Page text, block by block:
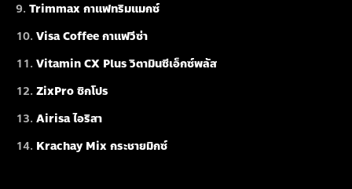
Trimmax กาแฟทริมแมกซ์
Visa Coffee กาแฟวีซ่า
Vitamin CX Plus วิตามินซีเอ็กซ์พลัส
ZixPro ซิกโปร
Airisa ไอริสา
Krachay Mix กระชายมิกซ์